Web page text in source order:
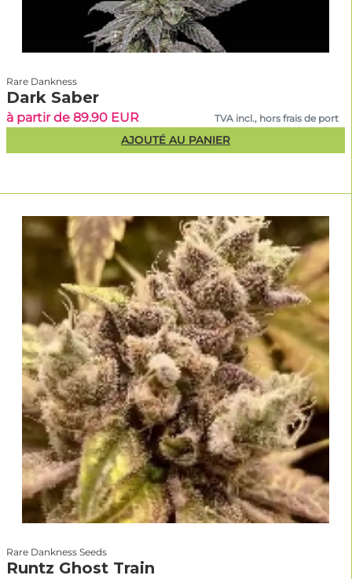
Rare Dankness
Dark Saber
à partir de 89.90 EUR TVA incl., hors frais de port
AJOUTÉ AU PANIER
Rare Dankness Seeds
Runtz Ghost Train